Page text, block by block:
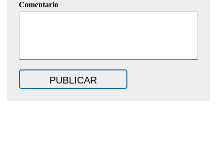
Comentario